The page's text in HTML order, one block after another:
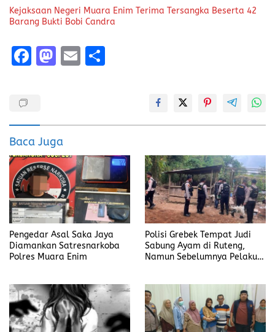
Kejaksaan Negeri Muara Enim Terima Tersangka Beserta 42
Barang Bukti Bobi Candra
F
o
o
k
M
d
o
n
E
Baca Juga
Pengedar Asal Saka Jaya
Diamankan Satresnarkoba
Polres Muara Enim
Polisi Grebek Tempat Judi
Sabung Ayam di Ruteng,
Namun Sebelumnya Pelaku